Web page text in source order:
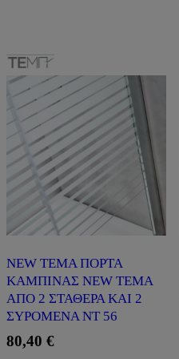
NEW TEMA ΠΟΡΤΑ
ΚΑΜΠΙΝΑΣ NEW TEMA
ΑΠΟ 2 ΣΤΑΘΕΡΑ ΚΑΙ 2
ΣΥΡΟΜΕΝΑ NT 56
80,40 €